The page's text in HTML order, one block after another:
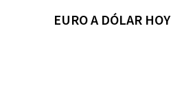
EURO A DÓLAR HOY